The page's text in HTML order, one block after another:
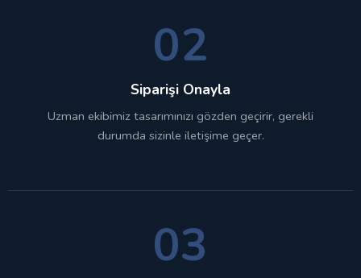
02
Siparişi Onayla
Uzman ekibimiz tasarımınızı gözden geçirir, gerekli
durumda sizinle iletişime geçer.
03